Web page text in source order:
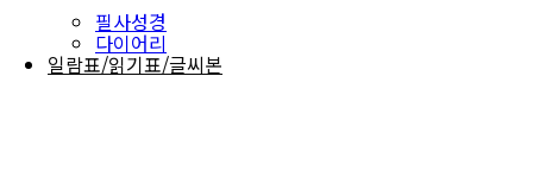
필사성경
다이어리
일람표/읽기표/글씨본